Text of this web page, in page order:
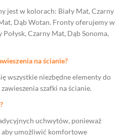
jest w kolorach: Biały Mat, Czarny
Dąb Wotan. Fronty oferujemy w
Czarny Mat, Dąb Sonoma,
na ścianie?
wszystkie niezbędne elementy do
szafki na ścianie.
uchwytów, ponieważ
umożliwić komfortowe